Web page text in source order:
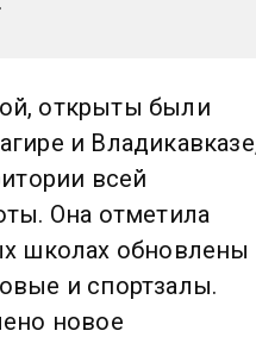
открыты были
и
всей
Она отметила
школах обновлены
и спортзалы.
новое